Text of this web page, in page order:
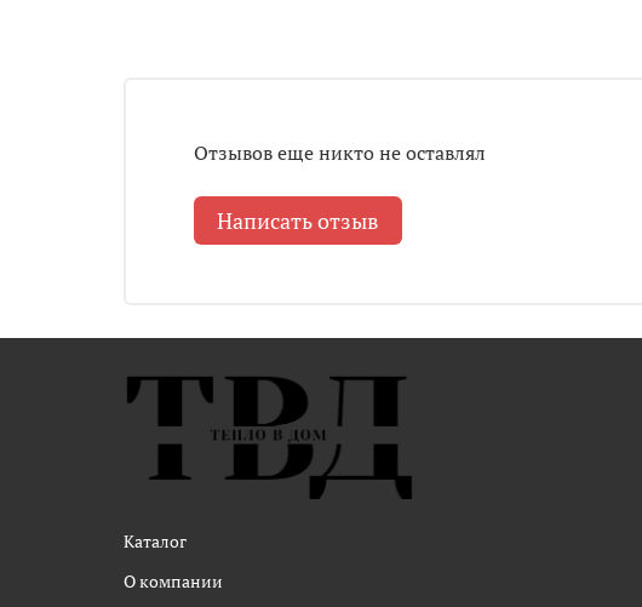
Отзывов еще никто не оставлял
Написать отзыв
Каталог
О компании